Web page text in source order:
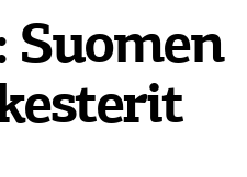
Suomen